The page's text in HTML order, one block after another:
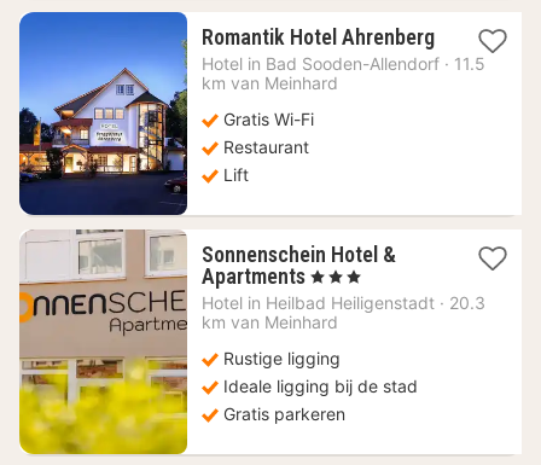
Romantik Hotel Ahrenberg1
nacht
Hotel in Bad Sooden-Allendorf · 11.5
km van Meinhard
Gratis Wi-Fi
Restaurant
Lift
Sonnenschein Hotel &
Apartments 1
nacht
vanaf
€
, 3 Sterren
Hotel in Heilbad Heiligenstadt · 20.3
km van Meinhard
Rustige ligging
Ideale ligging bij de stad
Gratis parkeren